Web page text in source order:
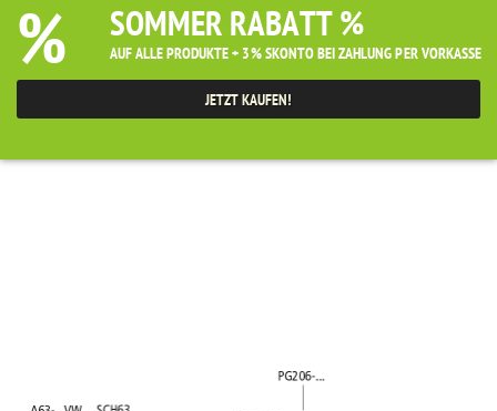
% SOMMER RABATT %
AUF ALLE PRODUKTE + 3% SKONTO BEI ZAHLUNG PER VORKASSE
JETZT KAUFEN!